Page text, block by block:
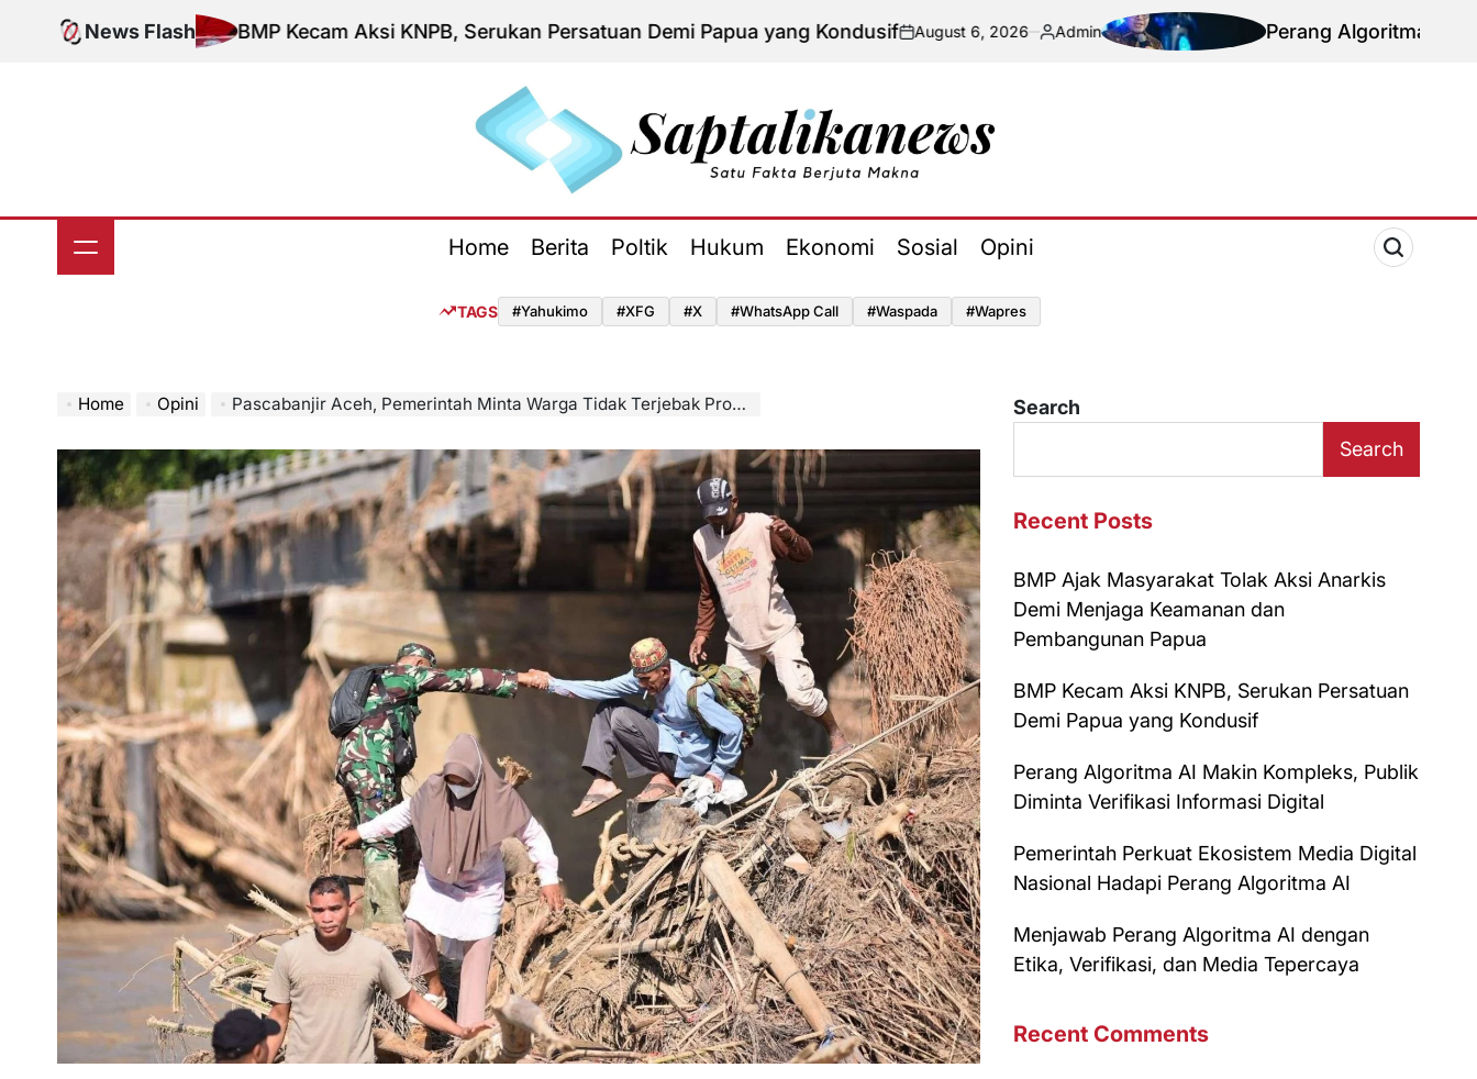
News Flash
BMP Kecam Aksi KNPB, Serukan Persatuan Demi Papua yang Kondusifon
August 6, 2026
Posted
Admin Perang Algoritma AI Makin
Saptalikanews.id
Home Berita Poltik Hukum Ekonomi Sosial Opini
TAGS #yahukimo #XFG #x #WhatsApp Call #waspada #Wapres
Home Opini Pascabanjir Aceh, Pemerintah Minta Warga Tidak Terjebak Provokasi Separatisme
Search
Search
Recent Posts
BMP Ajak Masyarakat Tolak Aksi Anarkis
Demi Menjaga Keamanan dan
Pembangunan Papua
BMP Kecam Aksi KNPB, Serukan Persatuan
Demi Papua yang Kondusif
Perang Algoritma AI Makin Kompleks, Publik
Diminta Verifikasi Informasi Digital
Pemerintah Perkuat Ekosistem Media Digital
Nasional Hadapi Perang Algoritma AI
Menjawab Perang Algoritma AI dengan
Etika, Verifikasi, dan Media Tepercaya
Recent Comments